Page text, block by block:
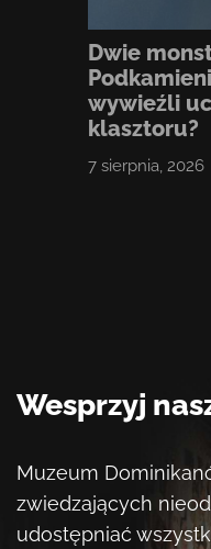
Dwie
wywieźli
klasztoru?
7 sierpnia, 2026
Wesprzyj
Muzeum
zwiedzających
udostępniać